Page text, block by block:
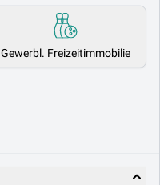
Gewerbl. Freizeitimmobilie